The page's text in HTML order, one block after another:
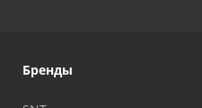
Бренды